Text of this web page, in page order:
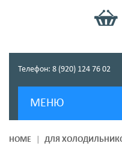
Телефон: 8 (920) 124 76 02
МЕНЮ
ГЛАВНАЯ
HOME ДЛЯ